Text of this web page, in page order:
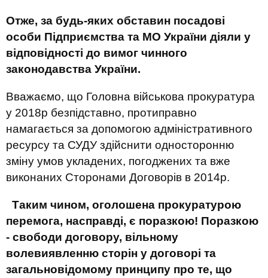
Отже, за будь-яких обставин посадові
особи Підприємства та МО України діяли у
відповідності до вимог чинного
законодавства України.
Вважаємо, що Головна військова прокуратура
у 2018р безпідставно, протиправно
намагається за допомогою адміністративного
ресурсу та СУДУ здійснити односторонню
зміну умов укладених, погоджених та вже
виконаних Сторонами Договорів в 2014р.
Таким чином, оголошена прокуратурою
перемога, насправді, є поразкою! Поразкою
- свободи договору, вільному
волевиявленню сторін у договорі та
загальновідомому принципу про те, що